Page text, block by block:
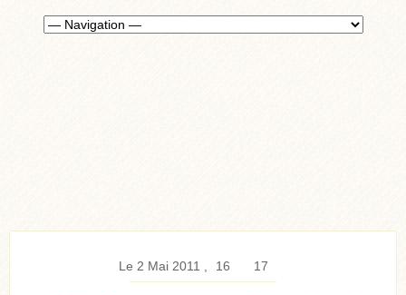
Le 2 Mai 2011 16 17